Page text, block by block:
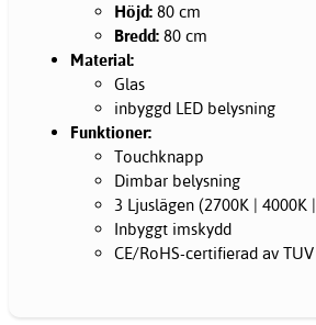
​Höjd: 80 cm
Bredd: 80 cm
Material:
Glas
inbyggd LED belysning
Funktioner:
Touchknapp
Dimbar belysning
3 Ljuslägen (2700K | 4000K
Inbyggt imskydd
CE/RoHS-certifierad av TUV